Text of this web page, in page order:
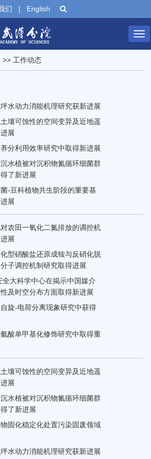
们 | English
>> 工作动态
水动力消能机理研究获新进展
壤可蚀性的空间变异及近地遥
展
分利用效率研究中取得新进展
水植被对沉积物氮循环细菌群
了新进展
-豆科植物共生阶段的重要基
展
农田一氧化二氮排放的调控机
展
型硝酸盐还原成铵与反硝化脱
子调控机制研究取得进展
大科学中心在揭示中国媒介
及时空分布方面取得新进展
旋-电荷分离现象研究中获得
酸单甲基化修饰研究中取得重
壤可蚀性的空间变异及近地遥
展
水植被对沉积物氮循环细菌群
了新进展
固化稳定化处置污染固废领域
水动力消能机理研究获新进展